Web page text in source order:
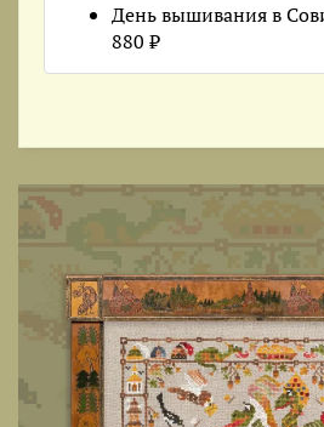
День вышивания в
880 ₽